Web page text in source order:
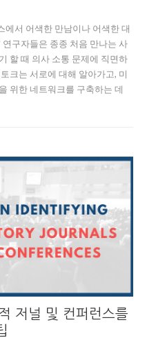
에서 어색한 만남이나 어색한 대
구자들은 종종 처음 만나는 사
할 때 의사 소통 문제에 직면하
크는 서로에 대해 알아가고, 미
위한 네트워크를 구축하는 데
저널 및 컨퍼런스를